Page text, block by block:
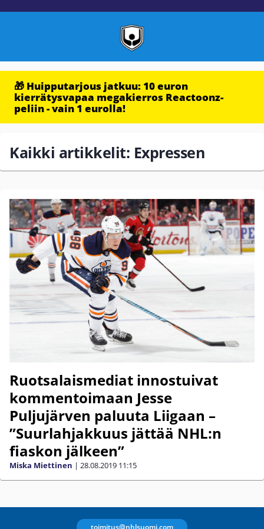
🎁 Huipputarjous jatkuu: 10 euron
kierrätysvapaa megakierros Reactoonz-
peliin - vain 1 eurolla!
Kaikki artikkelit: Expressen
Ruotsalaismediat innostuivat
kommentoimaan Jesse
Puljujärven paluuta Liigaan –
”Suurlahjakkuus jättää NHL:n
fiaskon jälkeen”
Miska Miettinen | 28.08.2019 11:15
toimitus@nhlsuomi.com